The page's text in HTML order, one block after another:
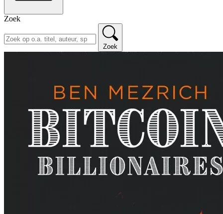
Zoek
Zoek